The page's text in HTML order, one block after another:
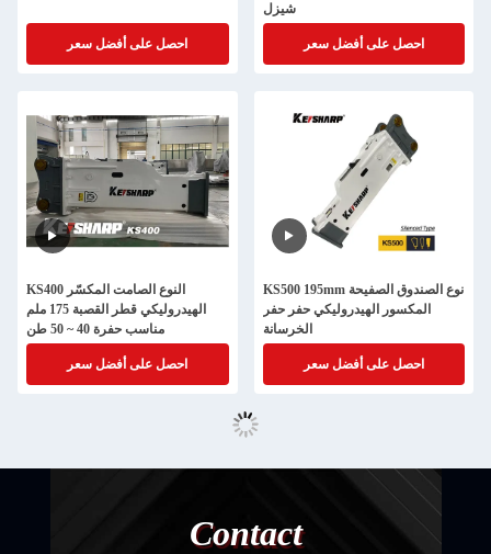
احصل على أفضل سعر
شيزل
احصل على أفضل سعر
KS400 النوع الصامت المكسّر
الهيدروليكي قطر القصبة 175 ملم
مناسب حفرة 40 ~ 50 طن
احصل على أفضل سعر
KS500 195mm نوع الصندوق الصفيحة
المكسور الهيدروليكي حفر حفر
الخرسانة
احصل على أفضل سعر
Contact